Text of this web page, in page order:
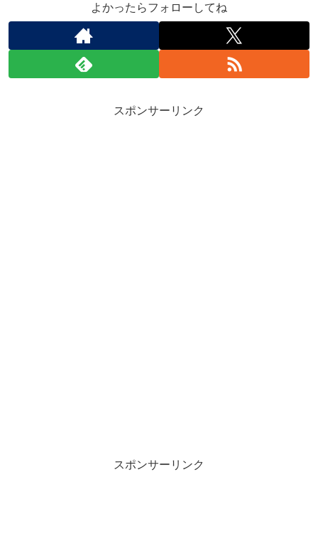
よかったらフォローしてね
スポンサーリンク
スポンサーリンク